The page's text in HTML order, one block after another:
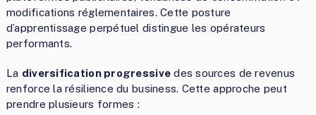
modifications réglementaires. Cette posture
d’apprentissage perpétuel distingue les opérateurs
performants.
La diversification progressive des sources de revenus
renforce la résilience du business. Cette approche peut
prendre plusieurs formes :